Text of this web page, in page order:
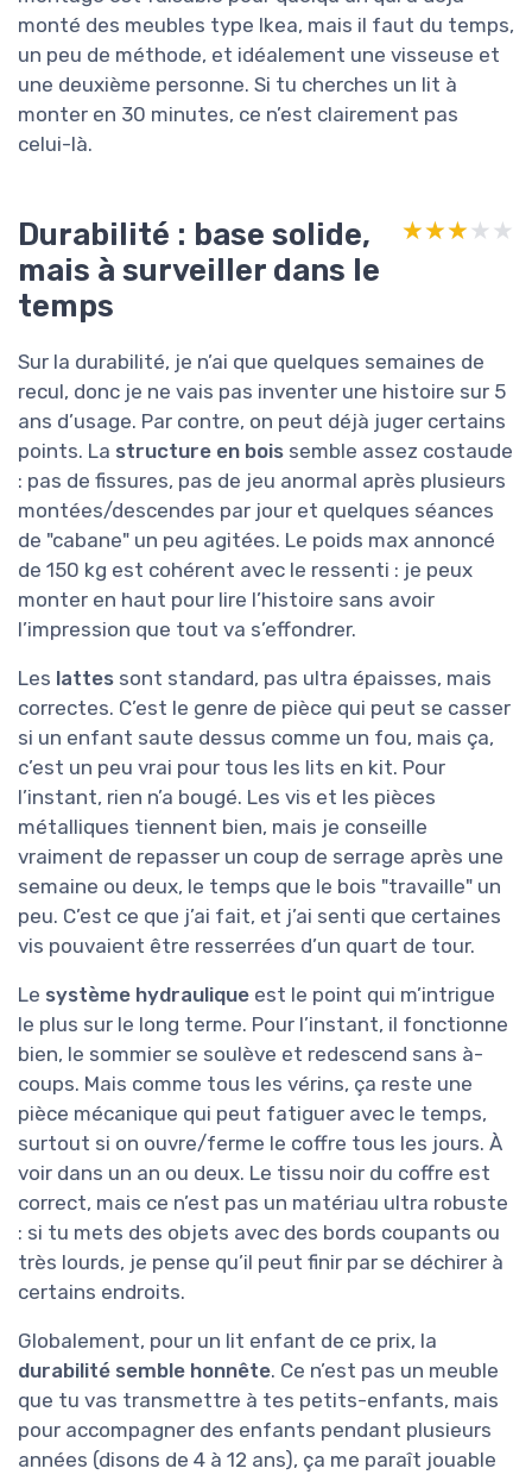
monté des meubles type Ikea, mais il faut du temps,
un peu de méthode, et idéalement une visseuse et
une deuxième personne. Si tu cherches un lit à
monter en 30 minutes, ce n’est clairement pas
celui-là.
Durabilité : base solide,
mais à surveiller dans le
temps
★★★★★
★★★★★
Sur la durabilité, je n’ai que quelques semaines de
recul, donc je ne vais pas inventer une histoire sur 5
ans d’usage. Par contre, on peut déjà juger certains
points. La structure en bois semble assez costaude
: pas de fissures, pas de jeu anormal après plusieurs
montées/descendes par jour et quelques séances
de "cabane" un peu agitées. Le poids max annoncé
de 150 kg est cohérent avec le ressenti : je peux
monter en haut pour lire l’histoire sans avoir
l’impression que tout va s’effondrer.
Les lattes sont standard, pas ultra épaisses, mais
correctes. C’est le genre de pièce qui peut se casser
si un enfant saute dessus comme un fou, mais ça,
c’est un peu vrai pour tous les lits en kit. Pour
l’instant, rien n’a bougé. Les vis et les pièces
métalliques tiennent bien, mais je conseille
vraiment de repasser un coup de serrage après une
semaine ou deux, le temps que le bois "travaille" un
peu. C’est ce que j’ai fait, et j’ai senti que certaines
vis pouvaient être resserrées d’un quart de tour.
Le système hydraulique est le point qui m’intrigue
le plus sur le long terme. Pour l’instant, il fonctionne
bien, le sommier se soulève et redescend sans à-
coups. Mais comme tous les vérins, ça reste une
pièce mécanique qui peut fatiguer avec le temps,
surtout si on ouvre/ferme le coffre tous les jours. À
voir dans un an ou deux. Le tissu noir du coffre est
correct, mais ce n’est pas un matériau ultra robuste
: si tu mets des objets avec des bords coupants ou
très lourds, je pense qu’il peut finir par se déchirer à
certains endroits.
Globalement, pour un lit enfant de ce prix, la
durabilité semble honnête. Ce n’est pas un meuble
que tu vas transmettre à tes petits-enfants, mais
pour accompagner des enfants pendant plusieurs
années (disons de 4 à 12 ans), ça me paraît jouable